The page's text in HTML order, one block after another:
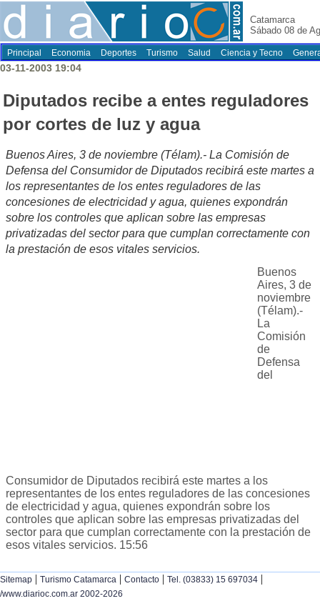
Catamarca
Sábado 08 de
Principal Economia Deportes Turismo Salud Ciencia y Tecno
03-11-2003 19:04
Diputados recibe a entes reguladores
por cortes de luz y agua
Buenos Aires, 3 de noviembre (Télam).- La Comisión de
Defensa del Consumidor de Diputados recibirá este martes a
los representantes de los entes reguladores de las
concesiones de electricidad y agua, quienes expondrán
sobre los controles que aplican sobre las empresas
privatizadas del sector para que cumplan correctamente con
la prestación de esos vitales servicios.
Buenos
Aires, 3 de
noviembre
(Télam).-
La
Comisión
de
Defensa
del
Consumidor de Diputados recibirá este martes a los
representantes de los entes reguladores de las concesiones
de electricidad y agua, quienes expondrán sobre los
controles que aplican sobre las empresas privatizadas del
sector para que cumplan correctamente con la prestación de
esos vitales servicios. 15:56
Sitemap | Turismo Catamarca | Contacto | Tel. (03833) 15 697034 |
/www.diarioc.com.ar 2002-2026